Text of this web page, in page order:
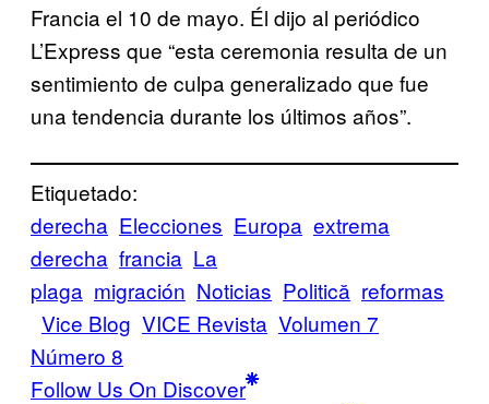
Francia el 10 de mayo. Él dijo al periódico
L’Express que “esta ceremonia resulta de un
sentimiento de culpa generalizado que fue
una tendencia durante los últimos años”.
Etiquetado:
derecha Elecciones Europa extrema
derecha francia La
plaga migración Noticias Politică reformas
Vice Blog VICE Revista Volumen 7
Número 8
Follow Us On Discover